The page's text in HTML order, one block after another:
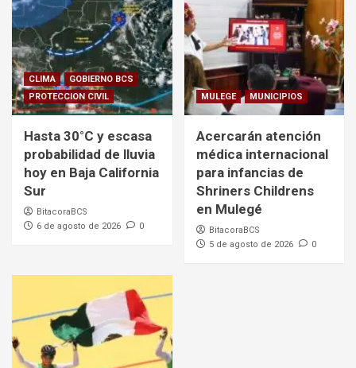
CLIMA
GOBIERNO BCS
PROTECCION CIVIL
Hasta 30°C y escasa
probabilidad de lluvia
hoy en Baja California
Sur
BitacoraBCS
6 de agosto de 2026
0
MULEGE MUNICIPIOS
Acercarán atención
médica internacional
para infancias de
Shriners Childrens
en Mulegé
BitacoraBCS
5 de agosto de 2026
0